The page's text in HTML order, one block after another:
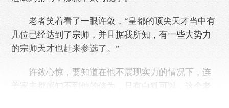
老者笑着看了一眼许敛，“皇都的顶尖天才当中有
几位已经达到了宗师，并且据我所知，有一些大势力
的宗师天才也赶来参选了。”
许敛心惊，要知道在他不展现实力的情况下，连
姜家主都感知不到他的修为，只有白狐可以，这个老